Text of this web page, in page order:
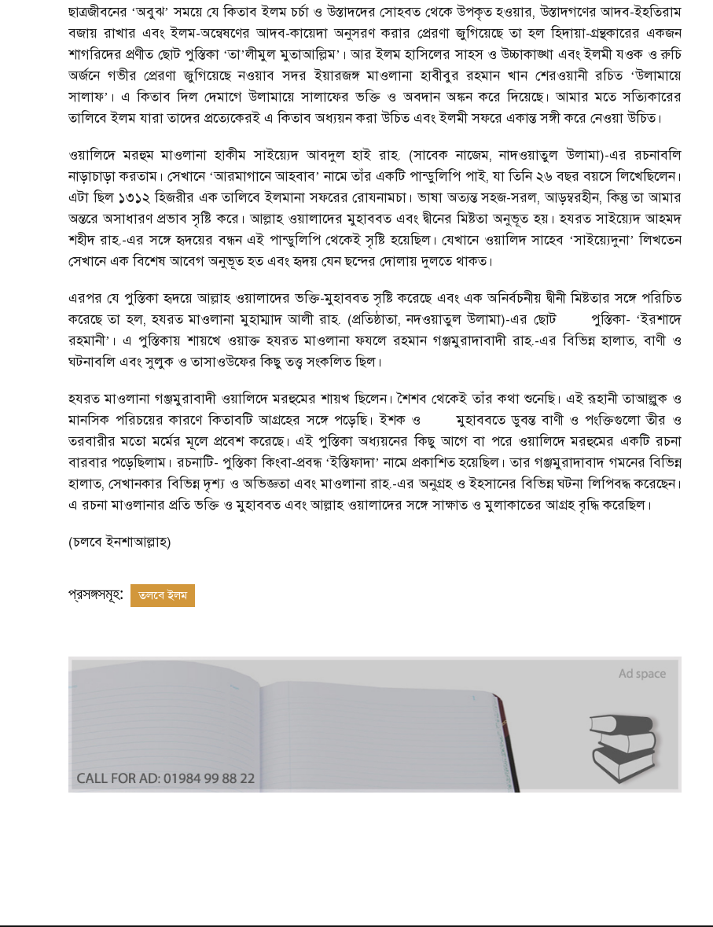
ছাত্রজীবনের ‘অবুঝ’ সময়ে যে কিতাব ইলম চর্চা ও উস্তাদদের সোহবত থেকে উপকৃত হওয়ার, উস্তাদগণের আদব-ইহতিরাম
বজায় রাখার এবং ইলম-অন্বেষণের আদব-কায়েদা অনুসরণ করার প্রেরণা জুগিয়েছে তা হল হিদায়া-গ্রন্থকারের একজন
শাগরিদের প্রণীত ছোট পুস্তিকা ‘তা’লীমুল মুতাআল্লিম’ । আর ইলম হাসিলের সাহস ও উচ্চাকাঙ্খা এবং ইলমী যওক ও রুচি
অর্জনে গভীর প্রেরণা জুগিয়েছে নওয়াব সদর ইয়ারজঙ্গ মাওলানা হাবীবুর রহমান খান শেরওয়ানী রচিত ‘উলামায়ে
সালাফ’ । এ কিতাব দিল দেমাগে উলামায়ে সালাফের ভক্তি ও অবদান অঙ্কন করে দিয়েছে। আমার মতে সত্যিকারের
তালিবে ইলম যারা তাদের প্রত্যেকেরই এ কিতাব অধ্যয়ন করা উচিত এবং ইলমী সফরে একান্ত সঙ্গী করে নেওয়া উচিত।
ওয়ালিদে মরহুম মাওলানা হাকীম সাইয়্যেদ আবদুল হাই রাহ. (সাবেক নাজেম, নাদওয়াতুল উলামা)-এর রচনাবলি
নাড়াচাড়া করতাম। সেখানে ‘আরমাগানে আহবাব’ নামে তাঁর একটি পান্ডুলিপি পাই, যা তিনি ২৬ বছর বয়সে লিখেছিলেন।
এটা ছিল ১৩১২ হিজরীর এক তালিবে ইলমানা সফরের রোযনামচা। ভাষা অত্যন্ত সহজ-সরল, আড়ম্বরহীন, কিন্তু তা আমার
অন্তরে অসাধারণ প্রভাব সৃষ্টি করে। আল্লাহ ওয়ালাদের মুহাববত এবং দ্বীনের মিষ্টতা অনুভূত হয়। হযরত সাইয়্যেদ আহমদ
শহীদ রাহ.-এর সঙ্গে হৃদয়ের বন্ধন এই পান্ডুলিপি থেকেই সৃষ্টি হয়েছিল। যেখানে ওয়ালিদ সাহেব ‘সাইয়্যেদুনা’ লিখতেন
সেখানে এক বিশেষ আবেগ অনুভূত হত এবং হৃদয় যেন ছন্দের দোলায় দুলতে থাকত।
এরপর যে পুস্তিকা হৃদয়ে আল্লাহ ওয়ালাদের ভক্তি-মুহাববত সৃষ্টি করেছে এবং এক অনির্বচনীয় দ্বীনী মিষ্টতার সঙ্গে পরিচিত
করেছে তা হল, হযরত মাওলানা মুহাম্মাদ আলী রাহ. (প্রতিষ্ঠাতা, নদওয়াতুল উলামা)-এর ছোট
পুস্তিকা- ‘ইরশাদে
রহমানী’ । এ পুস্তিকায় শায়খে ওয়াক্ত হযরত মাওলানা ফযলে রহমান গঞ্জমুরাদাবাদী রাহ.-এর বিভিন্ন হালাত, বাণী ও
ঘটনাবলি এবং সুলুক ও তাসাওউফের কিছু তত্ত্ব সংকলিত ছিল।
হযরত মাওলানা গঞ্জমুরাবাদী ওয়ালিদে মরহুমের শায়খ ছিলেন। শৈশব থেকেই তাঁর কথা শুনেছি। এই রূহানী তাআল্লুক ও
মানসিক পরিচয়ের কারণে কিতাবটি আগ্রহের সঙ্গে পড়েছি। ইশক ও
মুহাববতে ডুবন্ত বাণী ও পংক্তিগুলো তীর ও
তরবারীর মতো মর্মের মূলে প্রবেশ করেছে। এই পুস্তিকা অধ্যয়নের কিছু আগে বা পরে ওয়ালিদে মরহুমের একটি রচনা
বারবার পড়েছিলাম। রচনাটি- পুস্তিকা কিংবা-প্রবন্ধ ‘ইস্তিফাদা’ নামে প্রকাশিত হয়েছিল। তার গঞ্জমুরাদাবাদ গমনের বিভিন্ন
হালাত, সেখানকার বিভিন্ন দৃশ্য ও অভিজ্ঞতা এবং মাওলানা রাহ.-এর অনুগ্রহ ও ইহসানের বিভিন্ন ঘটনা লিপিবদ্ধ করেছেন।
এ রচনা মাওলানার প্রতি ভক্তি ও মুহাববত এবং আল্লাহ ওয়ালাদের সঙ্গে সাক্ষাত ও মুলাকাতের আগ্রহ বৃদ্ধি করেছিল।
(চলবে ইনশাআল্লাহ)
প্রসঙ্গসমূহ: তলবে ইলম